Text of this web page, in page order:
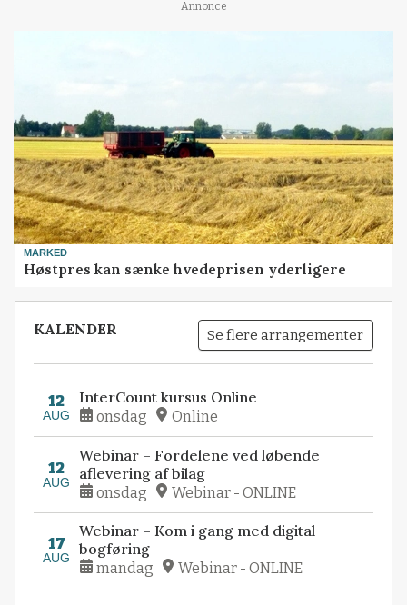
Annonce
MARKED
Høstpres kan sænke hvedeprisen yderligere
KALENDER Se flere arrangementer
12
AUG
InterCount kursus Online
onsdag Online
12
AUG
Webinar – Fordelene ved løbende
aflevering af bilag
onsdag Webinar - ONLINE
17
AUG
Webinar – Kom i gang med digital
bogføring
mandag Webinar - ONLINE